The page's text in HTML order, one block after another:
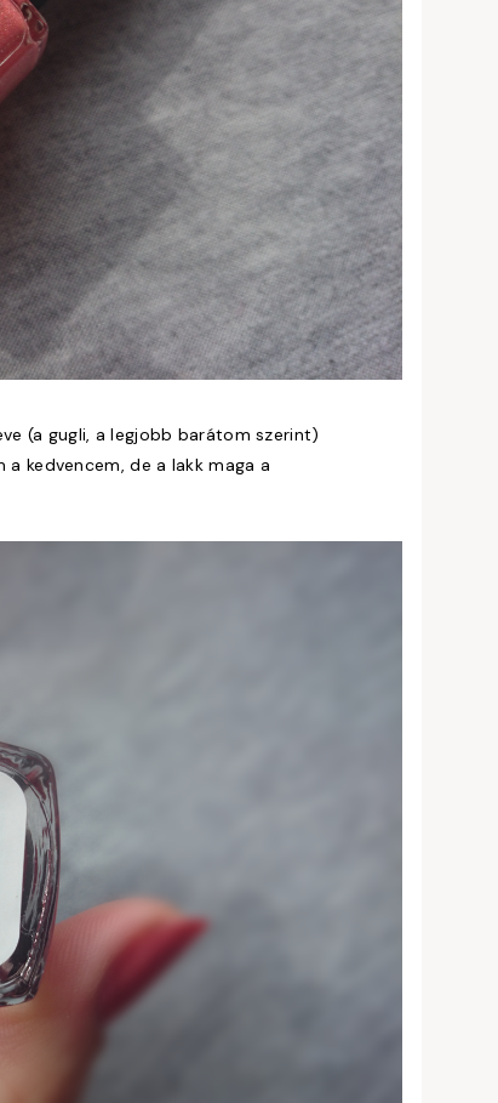
(a gugli, a legjobb barátom szerint)
kedvencem, de a lakk maga a